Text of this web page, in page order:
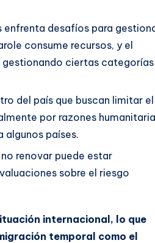
enfrenta desafíos para
consume recursos, y el
gestionando ciertas categorías
del país que buscan limitar el
por razones
algunos países.
renovar puede estar
sobre el riesgo
internacional, lo que
temporal como el